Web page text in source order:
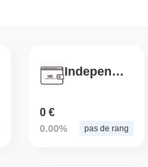
Independent Money System
0 €
0.00% pas de rang